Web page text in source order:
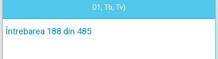
D1, Tb, Tv)
Întrebarea 188 din 485